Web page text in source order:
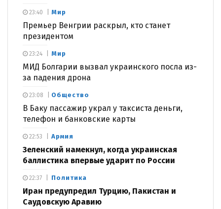
Мир
Премьер Венгрии раскрыл, кто станет
президентом
23:40
Мир
МИД Болгарии вызвал украинского посла из-
за падения дрона
23:24
Общество
В Баку пассажир украл у таксиста деньги,
телефон и банковские карты
23:08
Армия
Зеленский намекнул, когда украинская
баллистика впервые ударит по России
22:53
Политика
Иран предупредил Турцию, Пакистан и
Саудовскую Аравию
22:37